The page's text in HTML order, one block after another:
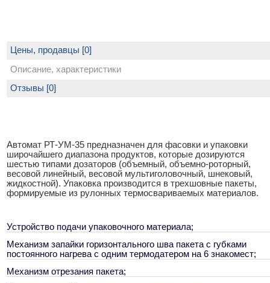
Цены, продавцы [0]
Описание, характеристики
Автомат РТ-УМ-35 предназначен для фасовки и упаковки
широчайшего диапазона продуктов, которые дозируются
шестью типами дозаторов (объемный, объемно-роторный,
весовой линейный, весовой мультиголовочный, шнековый,
жидкостной). Упаковка производится в трехшовные пакеты,
формируемые из рулонных термосвариваемых материалов.
Устройство подачи упаковочного материала;
Механизм запайки горизонтального шва пакета с губками
постоянного нагрева с одним термодатером на 6 знакомест;
Механизм отрезания пакета;
Отзывы [0]